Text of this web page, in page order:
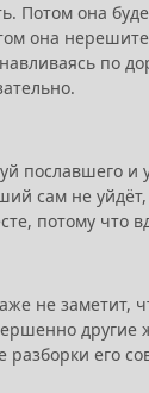
Потом она
она
по
пославшего и
сам не
потому что
не заметит,
его